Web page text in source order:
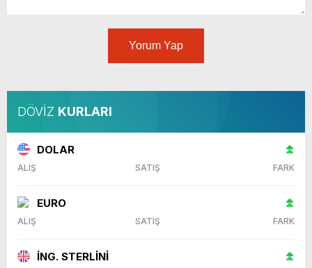
Yorum Yap
DÖVİZ KURLARI
DOLAR
ALIŞ SATIŞ FARK
EURO
ALIŞ SATIŞ FARK
İNG. STERLİNİ